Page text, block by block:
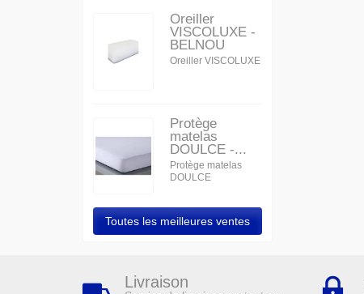
Oreiller
VISCOLUXE -
BELNOU
Oreiller VISCOLUXE
Protège
matelas
DOULCE -...
Protège matelas
DOULCE
Toutes les meilleures ventes
Livraison